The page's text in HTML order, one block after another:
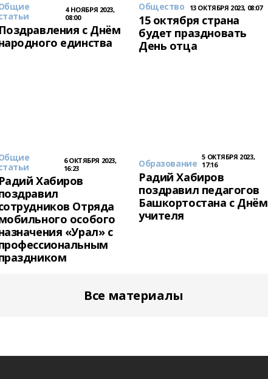
4 НОЯБРЯ 2023,
08:00
Поздравления с Днём
единства
Общество 13 ОКТЯБРЯ 2023, 08:07
15 октября страна
будет праздновать
День отца
6 ОКТЯБРЯ 2023,
16:23
Радий Хабиров
Отряда
особого
«Урал» с
Образование
5 ОКТЯБРЯ 2023,
17:16
Радий Хабиров
поздравил педагогов
Башкортостана с Днём
учителя
Все материалы